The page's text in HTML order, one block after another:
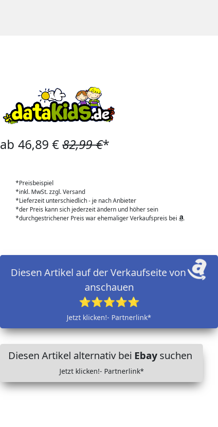
ab 46,89 € 82,99 €*
*Preisbeispiel
*inkl. MwSt. zzgl. Versand
*Lieferzeit unterschiedlich - je nach Anbieter
*der Preis kann sich jederzeit ändern und höher sein
*durchgestrichener Preis war ehemaliger Verkaufspreis bei
Diesen Artikel auf der Verkaufseite von
anschauen
⭐⭐⭐⭐⭐
Jetzt klicken!- Partnerlink*
Diesen Artikel alternativ bei Ebaysuchen
Jetzt klicken!- Partnerlink*